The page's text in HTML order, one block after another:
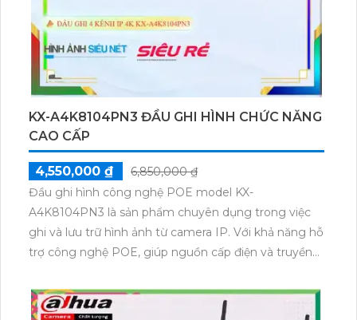
KX-A4K8104PN3 ĐẦU GHI HÌNH CHỨC NĂNG
CAO CẤP
4,550,000 ₫
6,850,000 ₫
Đầu ghi hình công nghệ POE model KX-
A4K8104PN3 là sản phẩm chuyên dụng trong việc
ghi và lưu trữ hình ảnh từ camera IP. Với khả năng hỗ
trợ công nghệ POE, giúp nguồn cấp điện và truyền
chi phí lắp đặt. Ngoài ra, đầu ghi này còn tích hợp
nhiều tính năng thông minh như xem lại video theo